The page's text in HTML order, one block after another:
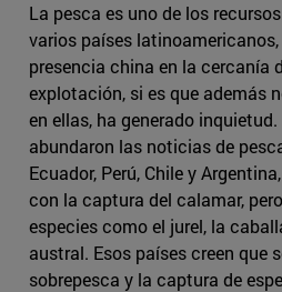
La pesca es uno de los
varios países
presencia china en la cercanía
explotación, si es que además
en ellas, ha generado
abundaron las noticias de
Ecuador, Perú, Chile y
con la captura del calamar,
especies como el jurel, la
austral. Esos países creen que
sobrepesca y la captura de